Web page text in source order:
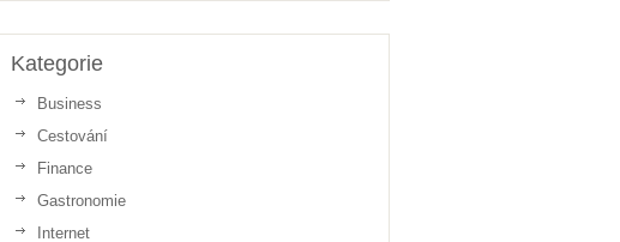
Kategorie
Business
Cestování
Finance
Gastronomie
Internet